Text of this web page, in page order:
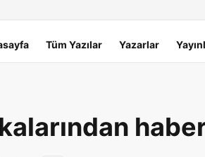
menü
Tüm Yazılar Yazarlar